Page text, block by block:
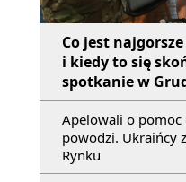
Co jest
i kiedy to się
spotkanie w
Apelowali o
powodzi. Ukraińcy
Rynku